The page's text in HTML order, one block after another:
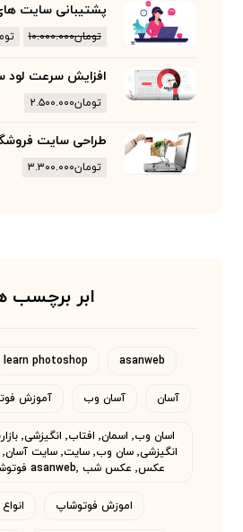
پشتیبانی سایت
تومان۱۰.۰۰۰.۰۰۰
افزایش سرعت لود
تومان۲.۵۰۰.۰۰۰
طراحی سایت
تومان۳.۳۰۰.۰۰۰
ابر برچسب
asanweb
learn photoshop
آسان آسان وب آموزش
عکس٬ عکس شب asanweb٬ فوتوشاپ٬ نکات بازاریابی
اموزش فوتوشاپ